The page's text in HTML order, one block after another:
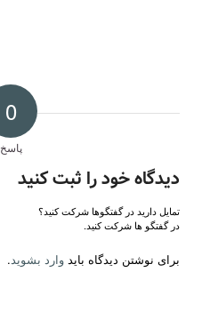
0
پاسخ
دیدگاه خود را ثبت کنید
تمایل دارید در گفتگوها شرکت کنید؟
در گفتگو ها شرکت کنید.
برای نوشتن دیدگاه باید وارد بشوید.